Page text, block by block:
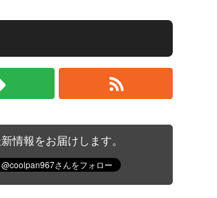
情報をお届けします。